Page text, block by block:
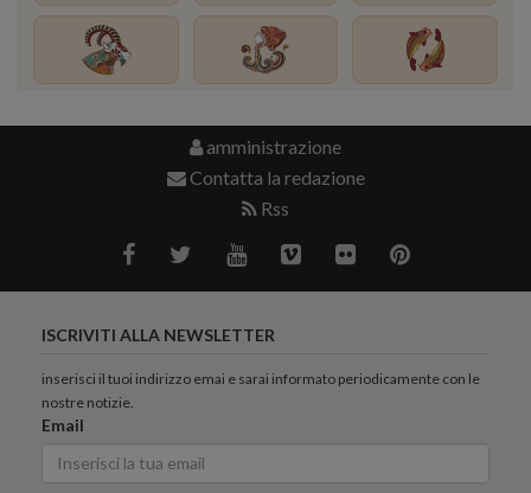
amministrazione
Contatta la redazione
Rss
ISCRIVITI ALLA NEWSLETTER
inserisci il tuoi indirizzo emai e sarai informato periodicamente con le
nostre notizie.
Email